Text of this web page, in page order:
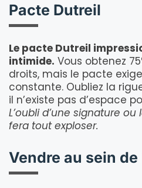
Pacte Dutreil
Le pacte Dutreil
intimide. Vous obtenez
droits, mais le pacte
constante. Oubliez la
il n’existe pas d’espace
L’oubli d’une signature
fera tout exploser.
Vendre au sein